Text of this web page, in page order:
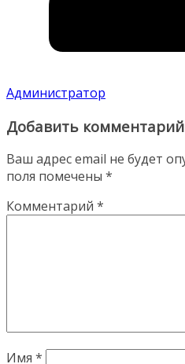
Администратор
Добавить комментарий
Ваш адрес email не будет
поля помечены *
Комментарий *
Имя *